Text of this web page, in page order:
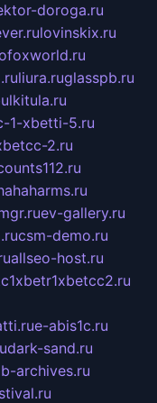
doroga.ru
lovinskix.ru
liura.ruglasspb.ru
1-xbetti-5.ru
2.ru
ev-gallery.ru
csm-demo.ru
allseo-host.ru
e-abis1c.ru
dark-sand.ru
archives.ru